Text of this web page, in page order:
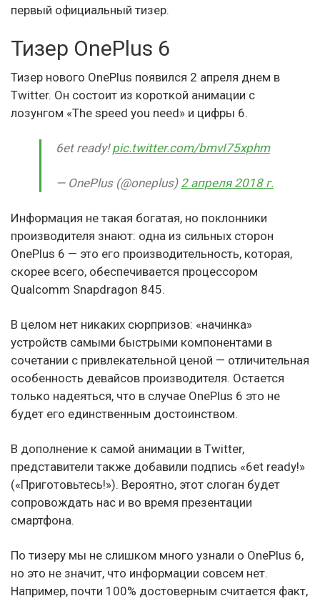
первый официальный тизер.
Тизер OnePlus 6
Тизер нового OnePlus появился 2 апреля днем ​​в
Twitter. Он состоит из короткой анимации с
лозунгом «The speed you need» и цифры 6.
6et ready!pic.twitter.com/bmvI75xphm
— OnePlus (@oneplus) 2 апреля 2018 г.
Информация не такая богатая, но поклонники
производителя знают: одна из сильных сторон
OnePlus 6 — это его производительность, которая,
скорее всего, обеспечивается процессором
Qualcomm Snapdragon 845.
В целом нет никаких сюрпризов: «начинка»
устройств самыми быстрыми компонентами в
сочетании с привлекательной ценой — отличительная
особенность девайсов производителя. Остается
только надеяться, что в случае OnePlus 6 это не
будет его единственным достоинством.
В дополнение к самой анимации в Twitter,
представители также добавили подпись «6et ready!»
(«Приготовьтесь!»). Вероятно, этот слоган будет
сопровождать нас и во время презентации
смартфона.
По тизеру мы не слишком много узнали о OnePlus 6,
но это не значит, что информации совсем нет.
Например, почти 100% достоверным считается факт,